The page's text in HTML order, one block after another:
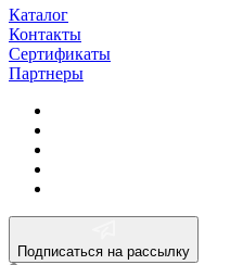
Каталог
Контакты
Сертификаты
Партнеры
Подписаться на рассылку